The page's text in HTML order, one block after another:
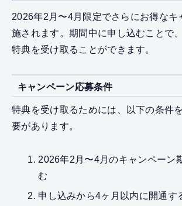
2026年2月〜4月限定でさらにお得なキ
施されます。期間中に申し込むことで
特典を受け取ることができます。
キャンペーン応募条件
特典を受け取るためには、以下の条件
要があります。
2026年2月〜4月のキャンペーン
む
申し込みから4ヶ月以内に開通す